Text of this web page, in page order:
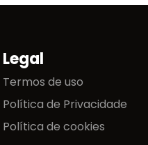
Legal
Termos de uso
Política de Privacidade
Política de cookies